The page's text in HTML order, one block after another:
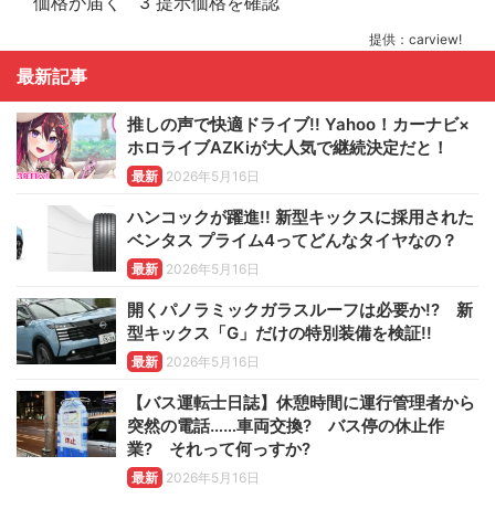
提供：carview!
最新記事
推しの声で快適ドライブ!! Yahoo！カーナビ×
ホロライブAZKiが大人気で継続決定だと！
最新 2026年5月16日
ハンコックが躍進!! 新型キックスに採用された
ベンタス プライム4ってどんなタイヤなの？
最新 2026年5月16日
開くパノラミックガラスルーフは必要か!? 新
型キックス「G」だけの特別装備を検証!!
最新 2026年5月16日
【バス運転士日誌】休憩時間に運行管理者から
突然の電話……車両交換? バス停の休止作
業? それって何っすか?
最新 2026年5月16日